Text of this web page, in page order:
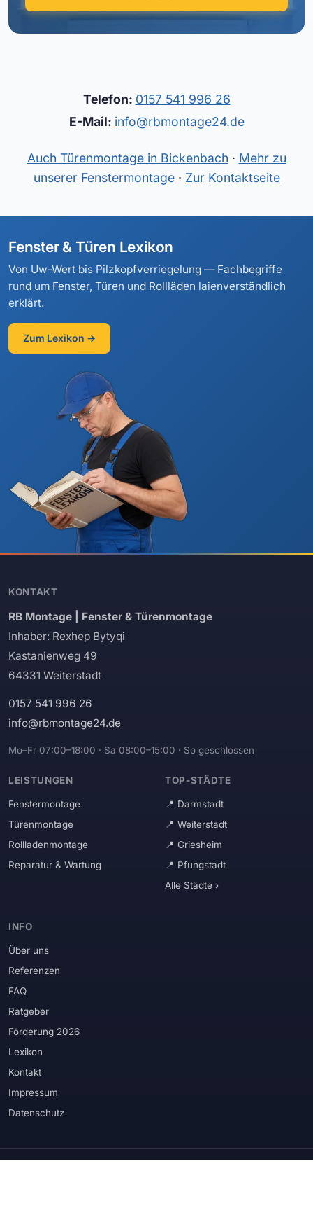
Telefon: 0157 541 996 26
E-Mail: info@rbmontage24.de
Auch Türenmontage in Bickenbach · Mehr zu
unserer Fenstermontage· Zur Kontaktseite
Fenster & Türen Lexikon
Von Uw-Wert bis Pilzkopfverriegelung — Fachbegriffe
rund um Fenster, Türen und Rollläden laienverständlich
erklärt.
Zum Lexikon →
KONTAKT
RB Montage | Fenster & Türenmontage
Inhaber: Rexhep Bytyqi
Kastanienweg 49
64331 Weiterstadt
0157 541 996 26
info@rbmontage24.de
Mo–Fr 07:00–18:00 · Sa 08:00–15:00 · So geschlossen
LEISTUNGEN
Fenstermontage
Türenmontage
Rollladenmontage
Reparatur & Wartung
TOP-STÄDTE
Darmstadt
Weiterstadt
Griesheim
Pfungstadt
Alle Städte ›
INFO
Über uns
Referenzen
FAQ
Ratgeber
Förderung 2026
Lexikon
Kontakt
Impressum
Datenschutz